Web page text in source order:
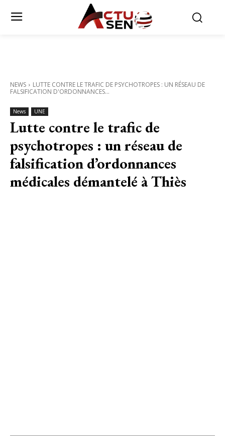
NEWS
LUTTE CONTRE LE TRAFIC DE PSYCHOTROPES : UN RÉSEAU DE
FALSIFICATION D'ORDONNANCES...
News UNE
Lutte contre le trafic de
psychotropes : un réseau de
falsification d’ordonnances
médicales démantelé à Thiès